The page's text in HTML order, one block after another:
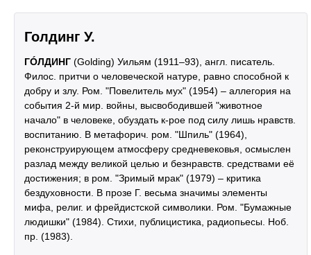
Голдинг У.
ГÓЛДИНГ (Golding) Уильям (1911–93), англ. писатель.
Филос. притчи о человеческой натуре, равно способной к
добру и злу. Ром. "Повелитель мух" (1954) – аллегория на
события 2-й мир. войны, высвободившей "животное
начало" в человеке, обуздать к-рое под силу лишь нравств.
воспитанию. В метафорич. ром. "Шпиль" (1964),
реконструирующем атмосферу средневековья, осмыслен
разлад между великой целью и безнравств. средствами её
достижения; в ром. "Зримый мрак" (1979) – критика
бездуховности. В прозе Г. весьма значимы элементы
мифа, религ. и фрейдистской символики. Ром. "Бумажные
людишки" (1984). Стихи, публицистика, радиопьесы. Ноб.
пр. (1983).